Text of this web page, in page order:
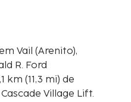
Vail (Arenito),
R. Ford
Village Lift.